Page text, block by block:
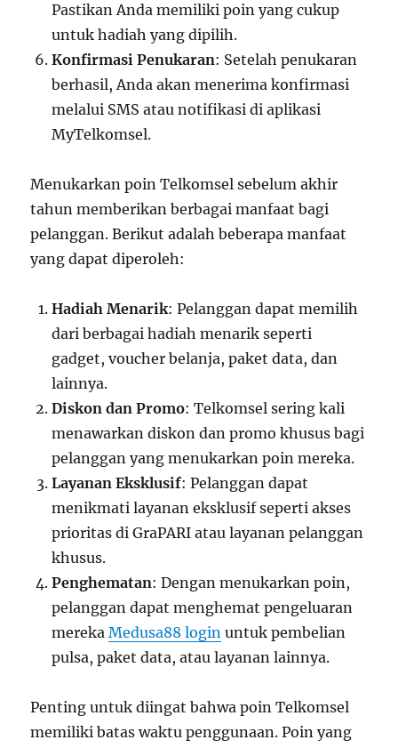
Pastikan Anda memiliki poin yang cukup
untuk hadiah yang dipilih.
Konfirmasi Penukaran: Setelah penukaran
berhasil, Anda akan menerima konfirmasi
melalui SMS atau notifikasi di aplikasi
MyTelkomsel.
Menukarkan poin Telkomsel sebelum akhir
tahun memberikan berbagai manfaat bagi
pelanggan. Berikut adalah beberapa manfaat
yang dapat diperoleh:
Hadiah Menarik: Pelanggan dapat memilih
dari berbagai hadiah menarik seperti
gadget, voucher belanja, paket data, dan
lainnya.
Diskon dan Promo: Telkomsel sering kali
menawarkan diskon dan promo khusus bagi
pelanggan yang menukarkan poin mereka.
Layanan Eksklusif: Pelanggan dapat
menikmati layanan eksklusif seperti akses
prioritas di GraPARI atau layanan pelanggan
khusus.
Penghematan: Dengan menukarkan poin,
pelanggan dapat menghemat pengeluaran
merekaMedusa88 login untuk pembelian
pulsa, paket data, atau layanan lainnya.
Penting untuk diingat bahwa poin Telkomsel
memiliki batas waktu penggunaan. Poin yang